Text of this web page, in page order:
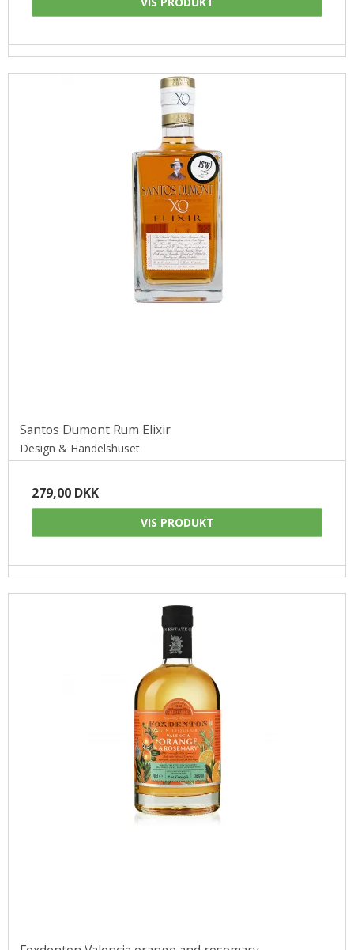
Santos Dumont Rum Elixir
Design & Handelshuset
279,00 DKK
VIS PRODUKT